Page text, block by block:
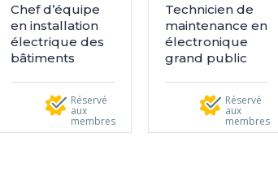
Chef d’équipe
en installation
électrique des
bâtiments
Réservé
aux
membres
Technicien de
maintenance en
électronique
grand public
Réservé
aux
membres